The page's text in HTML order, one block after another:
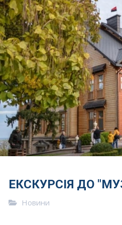
ЕКСКУРСІЯ ДО
Новини